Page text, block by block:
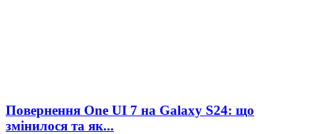
Повернення One UI 7 на Galaxy S24: що
змінилося та як...